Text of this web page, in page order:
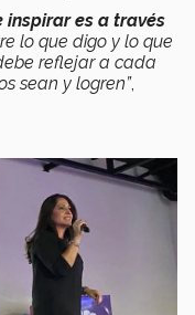
inspirar es a través
lo que digo y lo que
reflejar a cada
sean y logren”,